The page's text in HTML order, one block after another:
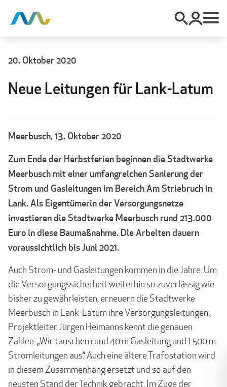
20. Oktober 2020
Neue Leitungen für Lank-Latum
Meerbusch, 13. Oktober 2020
Zum Ende der Herbstferien beginnen die Stadtwerke
Meerbusch mit einer umfangreichen Sanierung der
Strom und Gasleitungen im Bereich Am Striebruch in
Lank. Als Eigentümerin der Versorgungsnetze
investieren die Stadtwerke Meerbusch rund 213.000
Euro in diese Baumaßnahme. Die Arbeiten dauern
voraussichtlich bis Juni 2021.
Auch Strom- und Gasleitungen kommen in die Jahre. Um
die Versorgungssicherheit weiterhin so zuverlässig wie
bisher zu gewährleisten, erneuern die Stadtwerke
Meerbusch in Lank-Latum ihre Versorgungsleitungen.
Projektleiter Jürgen Heimanns kennt die genauen
Zahlen: „Wir tauschen rund 40 m Gasleitung und 1.500 m
Stromleitungen aus.“ Auch eine ältere Trafostation wird
in diesem Zusammenhang ersetzt und so auf den
neusten Stand der Technik gebracht. Im Zuge der